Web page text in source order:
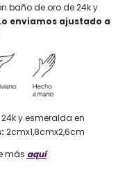
baño de oro de 24k y
enviamos ajustado a
y esmeralda en
2cmx1,8cmx2,6cm
más aquí